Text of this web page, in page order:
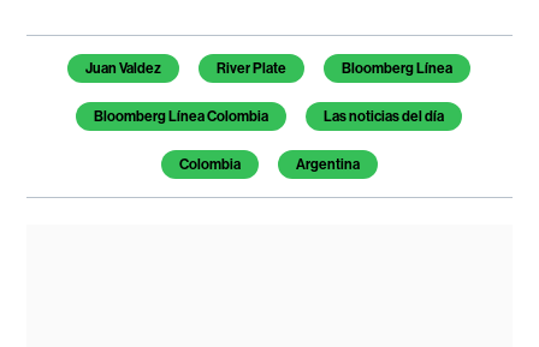
Temas de este artículo
Juan Valdez River Plate Bloomberg Línea
Bloomberg Línea Colombia Las noticias del día
Colombia Argentina